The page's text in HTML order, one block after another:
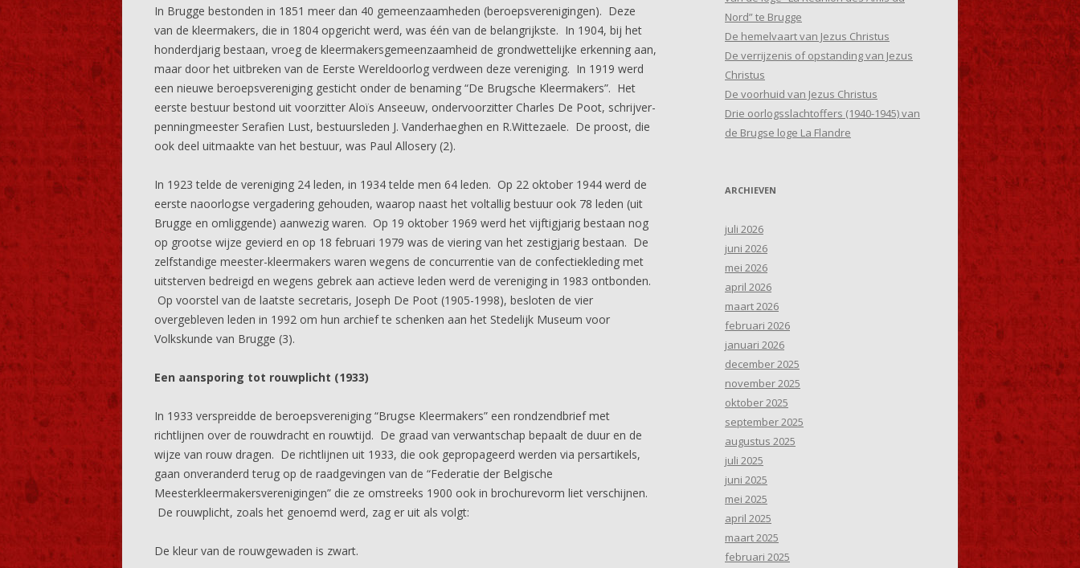
In Brugge bestonden in 1851 meer dan 40 gemeenzaamheden (beroepsverenigingen). Deze
van de kleermakers, die in 1804 opgericht werd, was één van de belangrijkste. In 1904, bij het
honderdjarig bestaan, vroeg de kleermakersgemeenzaamheid de grondwettelijke erkenning aan,
maar door het uitbreken van de Eerste Wereldoorlog verdween deze vereniging. In 1919 werd
een nieuwe beroepsvereniging gesticht onder de benaming “De Brugsche Kleermakers”. Het
eerste bestuur bestond uit voorzitter Aloïs Anseeuw, ondervoorzitter Charles De Poot, schrijver-
penningmeester Serafien Lust, bestuursleden J. Vanderhaeghen en R.Wittezaele. De proost, die
ook deel uitmaakte van het bestuur, was Paul Allosery (2).
In 1923 telde de vereniging 24 leden, in 1934 telde men 64 leden. Op 22 oktober 1944 werd de
eerste naoorlogse vergadering gehouden, waarop naast het voltallig bestuur ook 78 leden (uit
Brugge en omliggende) aanwezig waren. Op 19 oktober 1969 werd het vijftigjarig bestaan nog
op grootse wijze gevierd en op 18 februari 1979 was de viering van het zestigjarig bestaan. De
zelfstandige meester-kleermakers waren wegens de concurrentie van de confectiekleding met
uitsterven bedreigd en wegens gebrek aan actieve leden werd de vereniging in 1983 ontbonden.
Op voorstel van de laatste secretaris, Joseph De Poot (1905-1998), besloten de vier
overgebleven leden in 1992 om hun archief te schenken aan het Stedelijk Museum voor
Volkskunde van Brugge (3).
Een aansporing tot rouwplicht (1933)
In 1933 verspreidde de beroepsvereniging “Brugse Kleermakers” een rondzendbrief met
richtlijnen over de rouwdracht en rouwtijd. De graad van verwantschap bepaalt de duur en de
wijze van rouw dragen. De richtlijnen uit 1933, die ook gepropageerd werden via persartikels,
gaan onveranderd terug op de raadgevingen van de “Federatie der Belgische
Meesterkleermakersverenigingen” die ze omstreeks 1900 ook in brochurevorm liet verschijnen.
De rouwplicht, zoals het genoemd werd, zag er uit als volgt:
De kleur van de rouwgewaden is zwart.
Nord” te Brugge
De hemelvaart van Jezus Christus
De verrijzenis of opstanding van Jezus
Christus
De voorhuid van Jezus Christus
Drie oorlogsslachtoffers (1940-1945) van
de Brugse loge La Flandre
ARCHIEVEN
juli 2026
juni 2026
mei 2026
april 2026
maart 2026
februari 2026
januari 2026
december 2025
november 2025
oktober 2025
september 2025
augustus 2025
juli 2025
juni 2025
mei 2025
april 2025
maart 2025
februari 2025